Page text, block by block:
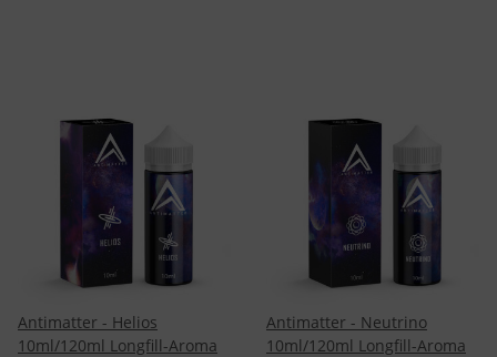
Antimatter - Helios
10ml/120ml Longfill-Aroma
Antimatter - Neutrino
10ml/120ml Longfill-Aroma